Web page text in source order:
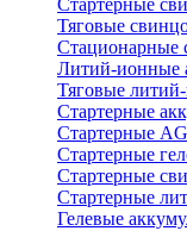
Стартерные
Тяговые
Стационарные
Литий-ионные
Тяговые
Стартерные
Стартерные
Стартерные
Стартерные
Стартерные
Гелевые